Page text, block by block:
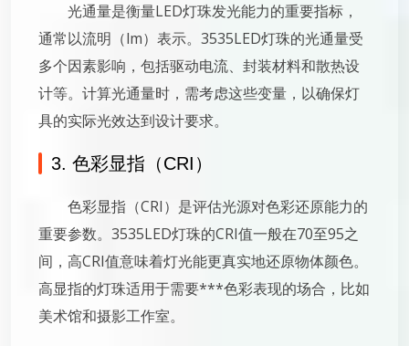
光通量是衡量LED灯珠发光能力的重要指标，
通常以流明（lm）表示。3535LED灯珠的光通量受
多个因素影响，包括驱动电流、封装材料和散热设
计等。计算光通量时，需考虑这些变量，以确保灯
具的实际光效达到设计要求。
3. 色彩显指（CRI）
色彩显指（CRI）是评估光源对色彩还原能力的
重要参数。3535LED灯珠的CRI值一般在70至95之
间，高CRI值意味着灯光能更真实地还原物体颜色。
高显指的灯珠适用于需要***色彩表现的场合，比如
美术馆和摄影工作室。